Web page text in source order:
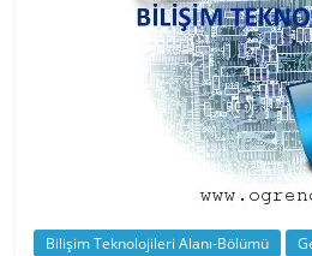
Bilişim Teknolojileri Alanı-Bölümü